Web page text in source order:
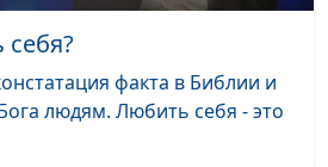
Павел Жуков,
священнослужитель
Павел Жуков,
#56
факта в Библии и
людям. Любить себя - это